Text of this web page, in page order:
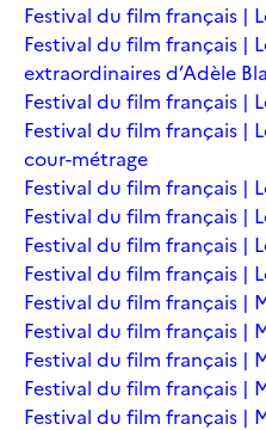
Festival du film français |
Festival du film français |
extraordinaires d’Adèle
Festival du film français |
Festival du film français |
cour-métrage
Festival du film français |
Festival du film français |
Festival du film français |
Festival du film français |
Festival du film français |
Festival du film français |
Festival du film français |
Festival du film français |
Festival du film français |